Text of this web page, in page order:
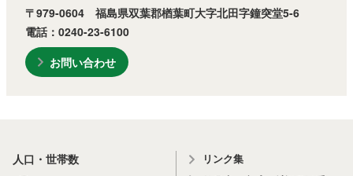
イベント 観光ならは
〒979-0604 福島県双葉郡楢葉町大字北田字鐘突堂5-6
電話：0240-23-6100
お問い合わせ
人口・世帯数
リンク集